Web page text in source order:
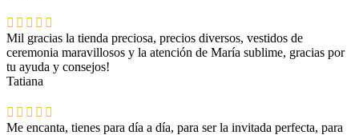
Mil gracias la tienda preciosa, precios diversos, vestidos de
ceremonia maravillosos y la atención de María sublime, gracias por
tu ayuda y consejos!
Tatiana
Me encanta, tienes para día a día, para ser la invitada perfecta, para